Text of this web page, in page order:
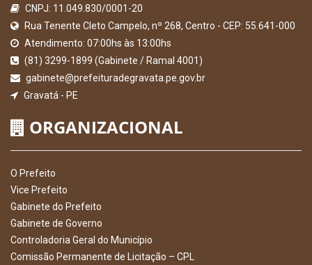
CNPJ: 11.049.830/0001-20
Rua Tenente Cleto Campelo, nº 268, Centro - CEP: 55.641-000
Atendimento: 07:00hs às 13:00hs
(81) 3299-1899 (Gabinete / Ramal 4001)
gabinete@prefeituradegravata.pe.gov.br
Gravatá - PE
ORGANIZACIONAL
O Prefeito
Vice Prefeito
Gabinete do Prefeito
Gabinete de Governo
Controladoria Geral do Município
Comissão Permanente de Licitação – CPL